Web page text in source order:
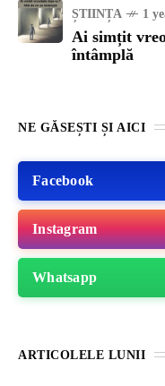
ȘTIINȚA 1
Ai simțit
întâmplă
NE GĂSEȘTI ȘI AICI
Facebook
Instagram
Whatsapp
ARTICOLELE LUNII